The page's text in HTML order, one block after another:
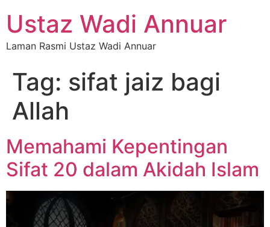
Ustaz Wadi Annuar
Laman Rasmi Ustaz Wadi Annuar
Tag: sifat jaiz bagi
Allah
Memahami Kepentingan
Sifat 20 dalam Akidah Islam